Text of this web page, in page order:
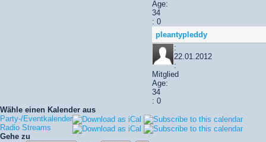
Age:
34
: 0
pleantypleddy
:
22.01.2012
:
Mitglied
Age:
34
: 0
Wähle einen Kalender aus
Party-/Eventkalender
Radio Streams
Gehe zu